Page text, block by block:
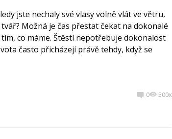
jste nechaly své vlasy volně vlát ve větru,
Možná je čas přestat čekat na dokonalé
co máme. Štěstí nepotřebuje dokonalost
často přicházejí právě tehdy, když se
0 500x